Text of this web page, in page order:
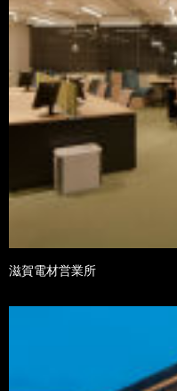
滋賀電材営業所